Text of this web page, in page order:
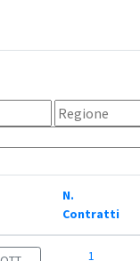
N.
Contratti
1